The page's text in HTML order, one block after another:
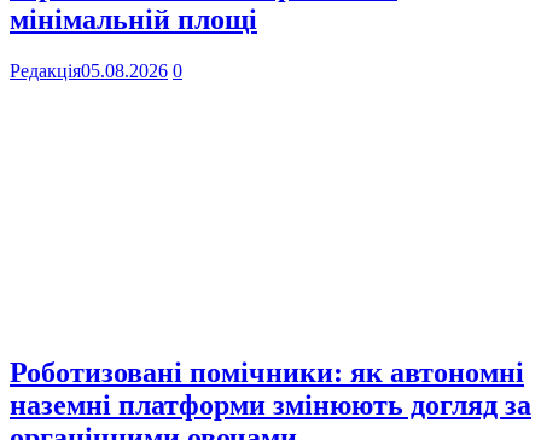
мінімальній площі
Редакція05.08.2026 0
Роботизовані помічники: як автономні
наземні платформи змінюють догляд за